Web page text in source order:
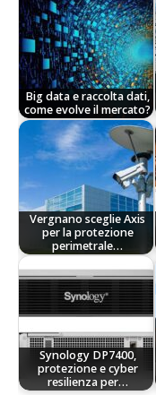
Big data e raccolta dati,
come evolve il mercato?
Vergnano sceglie Axis
per la protezione
perimetrale…
Synology DP7400,
protezione e cyber
resilienza per…